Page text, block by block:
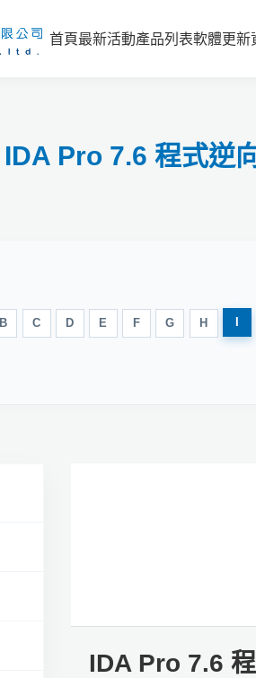
IDA Pro 7.6 程式逆
首頁最新活動產品列表軟體更新
B C D E F G H
IDA Pro 7.6